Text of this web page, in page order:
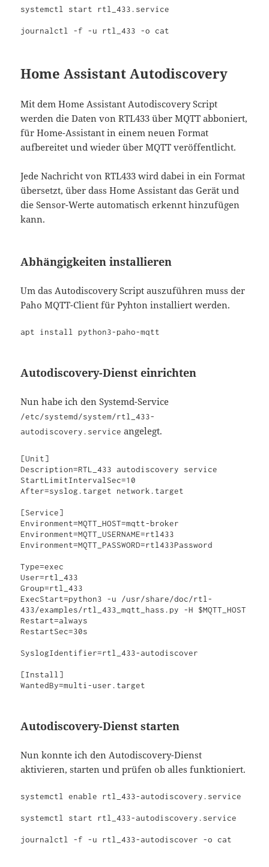
systemctl start rtl_433.service
journalctl -f -u rtl_433 -o cat
Home Assistant Autodiscovery
Mit dem Home Assistant Autodiscovery Script
werden die Daten von RTL433 über MQTT abboniert,
für Home-Assistant in einem neuen Format
aufbereitet und wieder über MQTT veröffentlicht.
Jede Nachricht von RTL433 wird dabei in ein Format
übersetzt, über dass Home Assistant das Gerät und
die Sensor-Werte automatisch erkennt hinzufügen
kann.
Abhängigkeiten installieren
Um das Autodiscovery Script auszuführen muss der
Paho MQTT-Client für Pyhton installiert werden.
Autodiscovery-Dienst einrichten
Nun habe ich den Systemd-Service
/etc/systemd/system/rtl_433-
autodiscovery.service angelegt.
[Unit]
Description=RTL_433 autodiscovery service
StartLimitIntervalSec=10
After=syslog.target network.target
[Service]
Environment=MQTT_HOST=mqtt-broker
Environment=MQTT_USERNAME=rtl433
Environment=MQTT_PASSWORD=rtl433Password
Type=exec
User=rtl_433
Group=rtl_433
ExecStart=python3 -u /usr/share/doc/rtl-
433/examples/rtl_433_mqtt_hass.py -H $MQTT_HOST
Restart=always
RestartSec=30s
SyslogIdentifier=rtl_433-autodiscover
[Install]
WantedBy=multi-user.target
Autodiscovery-Dienst starten
Nun konnte ich den Autodiscovery-Dienst
aktivieren, starten und prüfen ob alles funktioniert.
systemctl enable rtl_433-autodiscovery.service
systemctl start rtl_433-autodiscovery.service
journalctl -f -u rtl_433-autodiscover -o cat